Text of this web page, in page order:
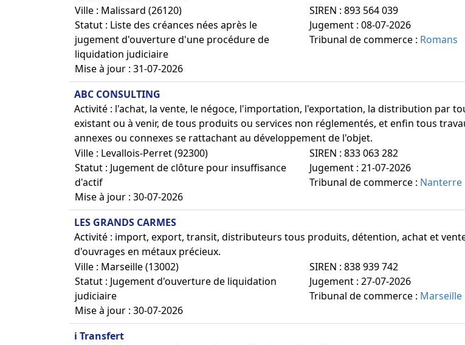
Ville : Malissard (26120)
Statut : Liste des créances nées après le
jugement d'ouverture d'une procédure de
liquidation judiciaire
Mise à jour : 31-07-2026
SIREN : 893 564 039
Jugement : 08-07-2026
Tribunal de commerce : Romans
ABC CONSULTING
Activité : l'achat, la vente, le négoce, l'importation, l'exportation, la distribution par
existant ou à venir, de tous produits ou services non réglementés, et enfin tous
annexes ou connexes se rattachant au développement de l'objet.
Ville : Levallois-Perret (92300)
Statut : Jugement de clôture pour insuffisance
d'actif
Mise à jour : 30-07-2026
SIREN : 833 063 282
Jugement : 21-07-2026
Tribunal de commerce : Nanterre
LES GRANDS CARMES
Activité : import, export, transit, distributeurs tous produits, détention, achat et
d'ouvrages en métaux précieux.
Ville : Marseille (13002)
Statut : Jugement d'ouverture de liquidation
judiciaire
Mise à jour : 30-07-2026
SIREN : 838 939 742
Jugement : 27-07-2026
Tribunal de commerce : Marseille
i Transfert